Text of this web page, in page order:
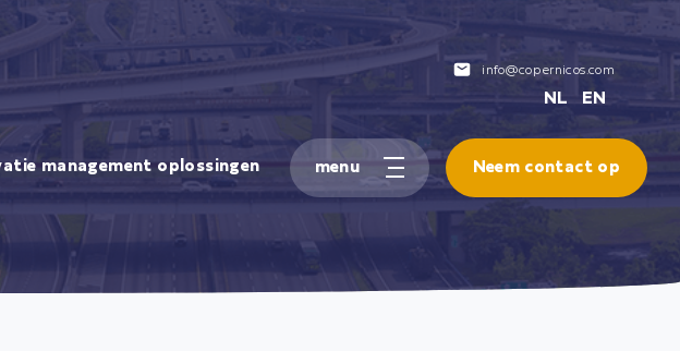
info@copernicos.com
NL EN
management oplossingen Neem contact op